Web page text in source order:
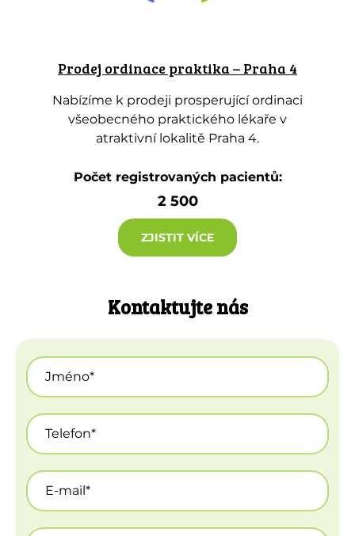
Prodej ordinace praktika – Praha 4
Nabízíme k prodeji prosperující ordinaci
všeobecného praktického lékaře v
atraktivní lokalitě Praha 4.
Počet registrovaných pacientů:
2 500
ZJISTIT VÍCE
Kontaktujte nás